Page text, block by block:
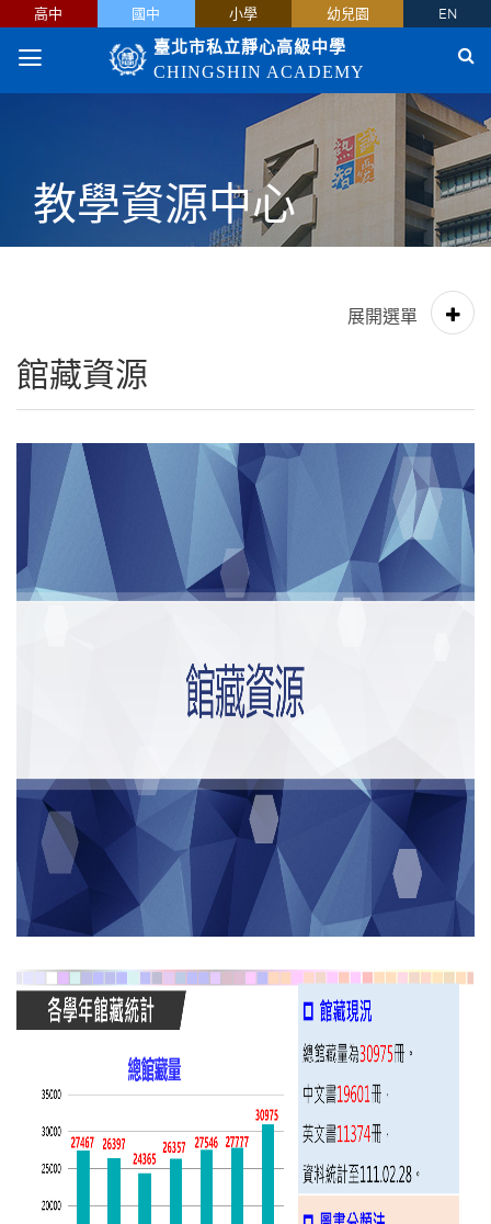
高中 國中 小學 幼兒園 EN
臺北市私立靜心高級中學
CHINGSHIN ACADEMY
教學資源中心
館藏資源